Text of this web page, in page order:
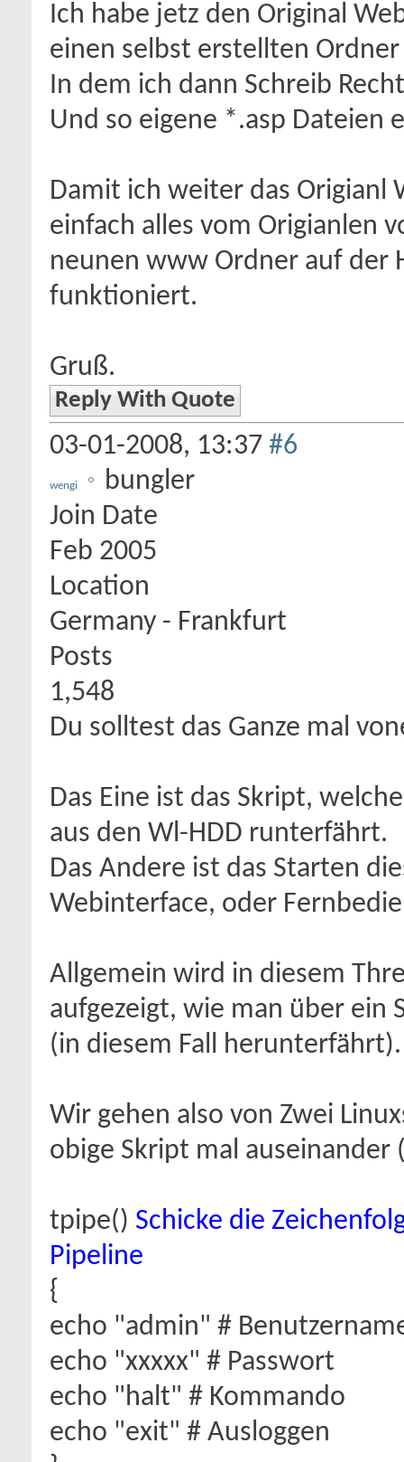
Ich habe jetz den Original
einen selbst erstellten
In dem ich dann Schreib
Und so eigene *.asp Dateien
Damit ich weiter das Origianl
einfach alles vom Origianlen
neunen www Ordner auf der
funktioniert.
Gruß.
Reply With Quote
03-01-2008, 13:37 #6
wengi
bungler
Join Date
Feb 2005
Location
Germany - Frankfurt
Posts
1,548
Du solltest das Ganze mal
Das Eine ist das Skript,
aus den Wl-HDD runterfährt.
Das Andere ist das Starten
Webinterface, oder
Allgemein wird in diesem
aufgezeigt, wie man über ein
(in diesem Fall herunterfährt).
Wir gehen also von Zwei
obige Skript mal auseinander
tpipe() Schicke die
Pipeline
{
echo "admin" #
echo "xxxxx" # Passwort
echo "halt" # Kommando
echo "exit" # Ausloggen